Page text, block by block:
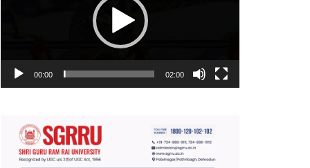
00:00 02:00